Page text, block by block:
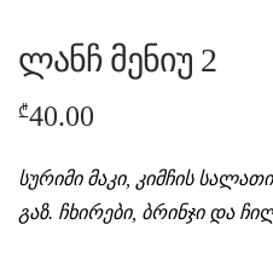
ლანჩ მენიუ 2
₾40.00
სურიმი მაკი, კიმჩის
გაზ. ჩხირები, ბრინჯი და